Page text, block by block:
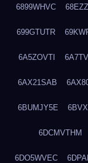
6899WHVC
699GTUTR
6A5ZOVTI
6AX21SAB
6BUMJY5E
6DCMVTHM
6DO5WVEC